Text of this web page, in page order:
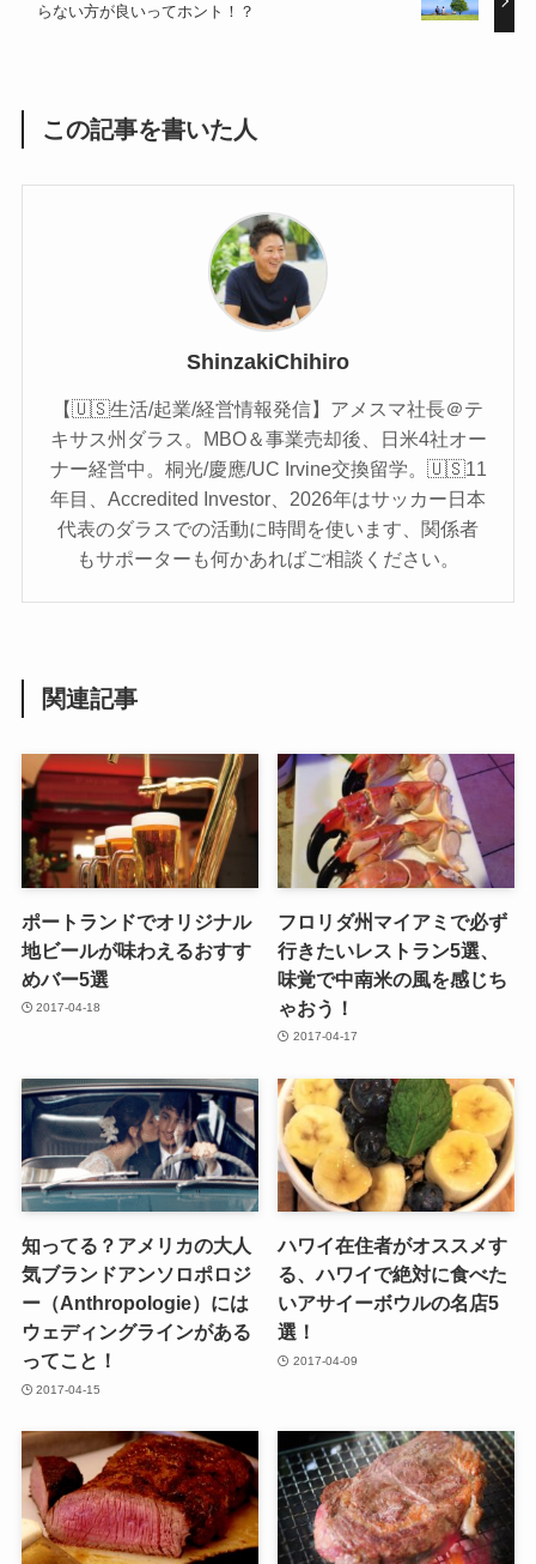
らない方が良いってホント！？
この記事を書いた人
ShinzakiChihiro
【🇺🇸生活/起業/経営情報発信】アメスマ社長＠テ
キサス州ダラス。MBO＆事業売却後、日米4社オー
ナー経営中。桐光/慶應/UC Irvine交換留学。🇺🇸11
年目、Accredited Investor、2026年はサッカー日本
代表のダラスでの活動に時間を使います、関係者
もサポーターも何かあればご相談ください。
関連記事
ポートランドでオリジナル
地ビールが味わえるおすす
めバー5選
2017-04-18
フロリダ州マイアミで必ず
行きたいレストラン5選、
味覚で中南米の風を感じち
ゃおう！
2017-04-17
知ってる？アメリカの大人
気ブランドアンソロポロジ
ー（Anthropologie）には
ウェディングラインがある
ってこと！
2017-04-15
ハワイ在住者がオススメす
る、ハワイで絶対に食べた
いアサイーボウルの名店5
選！
2017-04-09